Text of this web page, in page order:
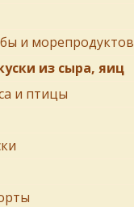
и морепродуктов
из сыра, яиц
и птицы